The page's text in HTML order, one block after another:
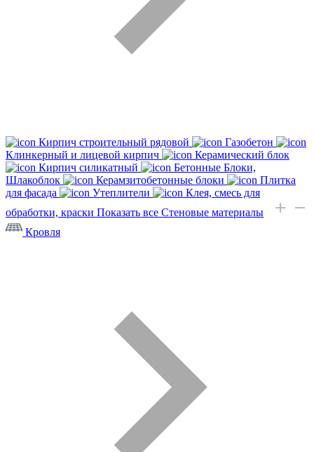
Кирпич строительный рядовой
Газобетон
Клинкерный и лицевой кирпич
Керамический блок
Кирпич силикатный
Бетонные Блоки,
Шлакоблок
Керамзитобетонные блоки
Плитка
для фасада
Утеплители
Клея, смесь для
обработки, краски Показать все Стеновые материалы
Кровля